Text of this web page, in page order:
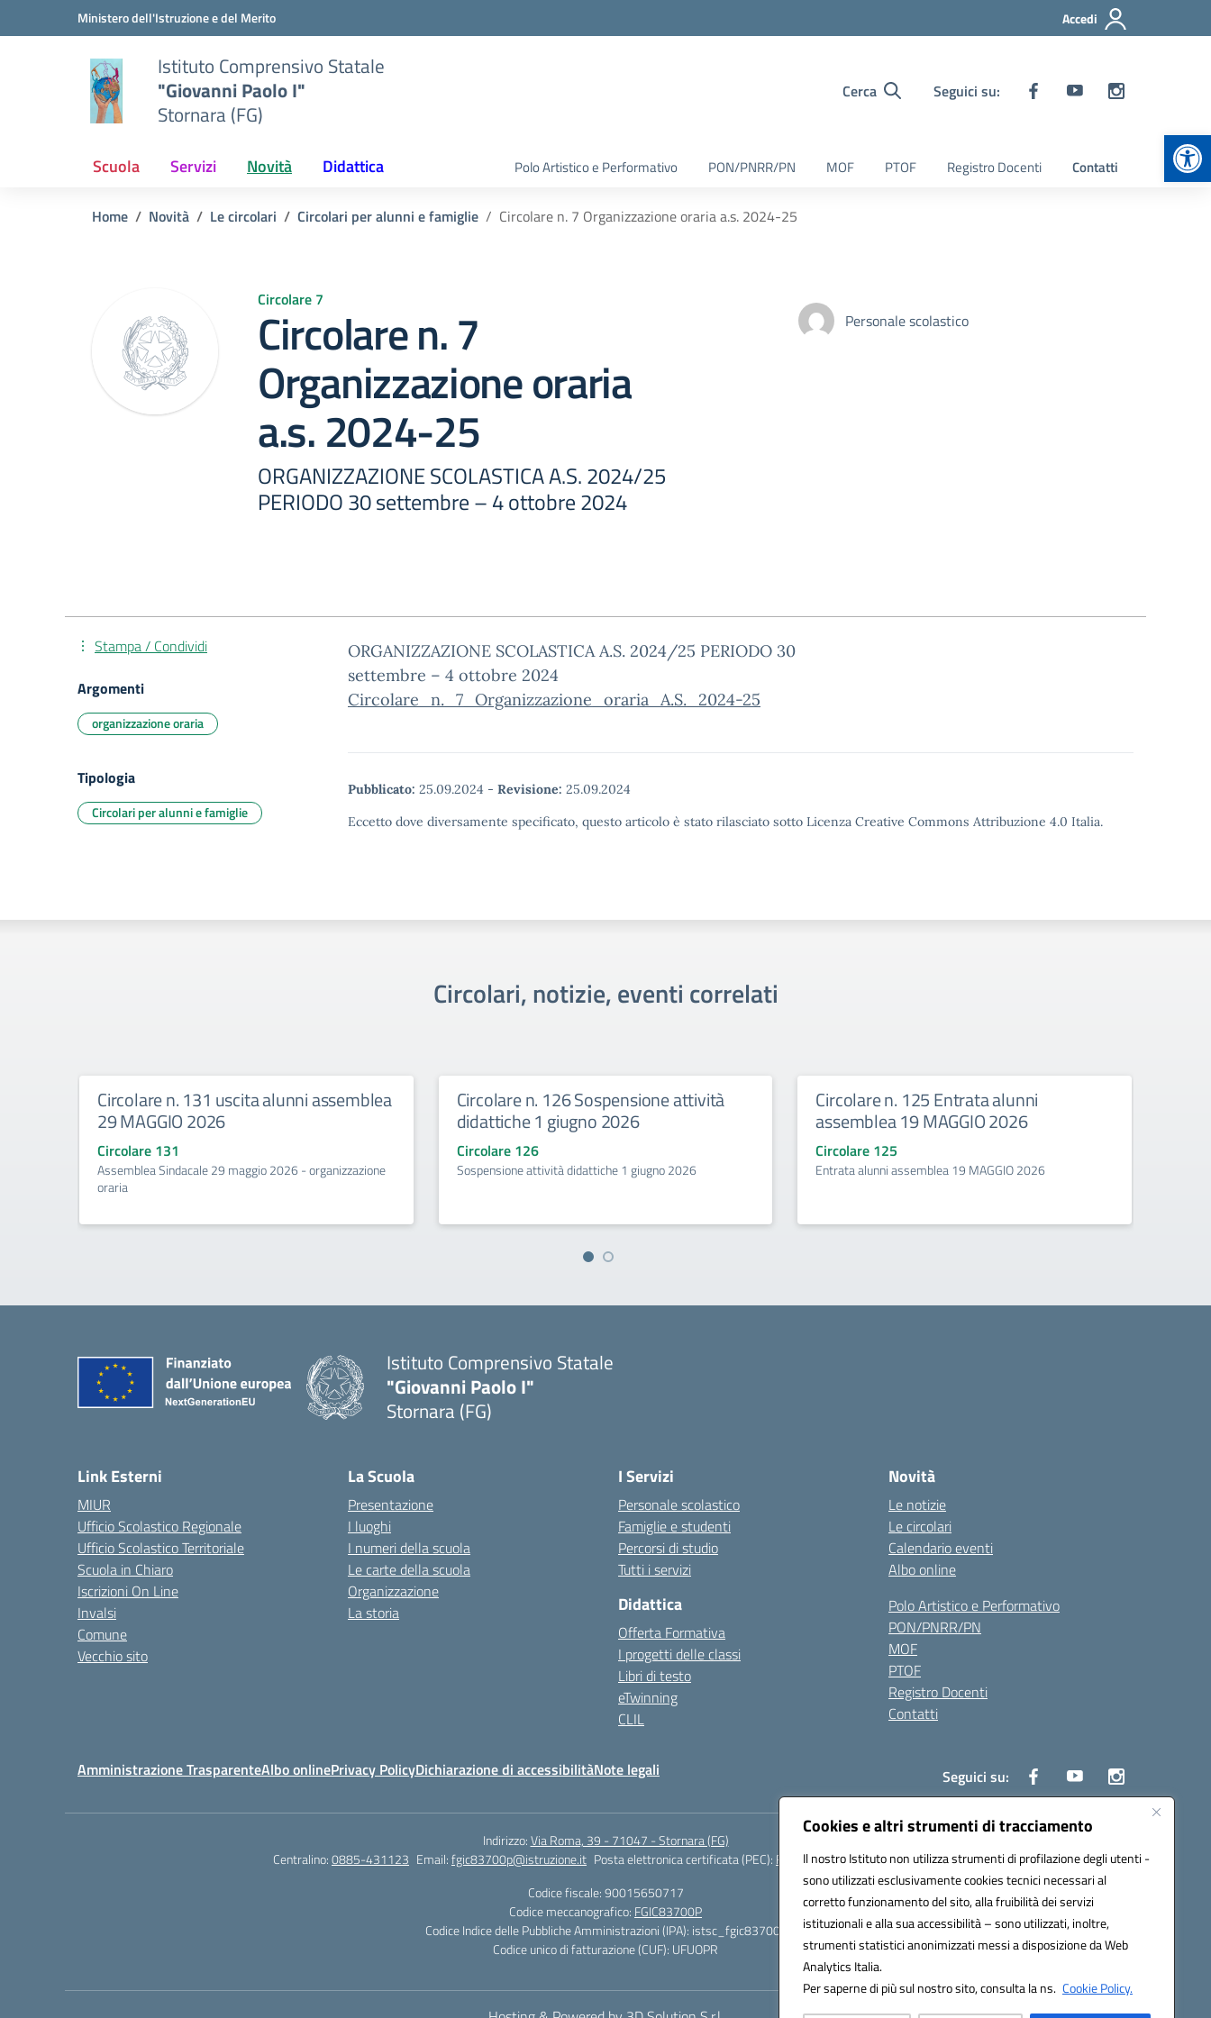
Cookies e altri strumenti di tracciamento
Il nostro Istituto non utilizza strumenti di profilazione degli utenti -
sono utilizzati esclusivamente cookies tecnici necessari al
corretto funzionamento del sito, alla fruibilità dei servizi
istituzionali e alla sua accessibilità – sono utilizzati, inoltre,
strumenti statistici anonimizzati messi a disposizione da Web
Analytics Italia.
Per saperne di più sul nostro sito, consulta la ns. Cookie Policy.
Vai ai contenuti
Vai al menu di navigazioneMinistero dell'Istruzione e del Merito Accedi
Istituto Comprensivo Statale
"Giovanni Paolo I"
Stornara (FG)
Cerca Seguici su:
Scuola Servizi Novità Didattica Polo Artistico e Performativo PON/PNRR/PN MOF PTOF Registro Docenti Contatti
Home Novità Le circolari Circolari per alunni e famiglie Circolare n. 7 Organizzazione oraria a.s. 2024-25
Circolare 7
Circolare n. 7
Organizzazione oraria
a.s. 2024-25
ORGANIZZAZIONE SCOLASTICA A.S. 2024/25
PERIODO 30 settembre – 4 ottobre 2024
Personale scolastico
ORGANIZZAZIONE SCOLASTICA A.S. 2024/25 PERIODO 30
settembre – 4 ottobre 2024
Circolare_n._7_Organizzazione_oraria_A.S._2024-25
Pubblicato: 25.09.2024 - Revisione: 25.09.2024
Eccetto dove diversamente specificato, questo articolo è stato rilasciato sotto Licenza Creative Commons Attribuzione 4.0 Italia.
Stampa / Condividi
Argomenti
organizzazione oraria
Tipologia
Circolari per alunni e famiglie
Circolari, notizie, eventi correlati
Circolare n. 131 uscita alunni assemblea
29 MAGGIO 2026
Circolare 131
Assemblea Sindacale 29 maggio 2026 - organizzazione
oraria
Circolare n. 126 Sospensione attività
didattiche 1 giugno 2026
Circolare 126
Sospensione attività didattiche 1 giugno 2026
Circolare n. 125 Entrata alunni
assemblea 19 MAGGIO 2026
Circolare 125
Entrata alunni assemblea 19 MAGGIO 2026
Istituto Comprensivo Statale
"Giovanni Paolo I"
Stornara (FG)
Link Esterni
MIUR
Ufficio Scolastico Regionale
Ufficio Scolastico Territoriale
Scuola in Chiaro
Iscrizioni On Line
Invalsi
Comune
Vecchio sito
La Scuola
Presentazione
I luoghi
I numeri della scuola
Le carte della scuola
Organizzazione
La storia
I Servizi
Personale scolastico
Famiglie e studenti
Percorsi di studio
Tutti i servizi
Didattica
Offerta Formativa
I progetti delle classi
Libri di testo
eTwinning
CLIL
Novità
Le notizie
Le circolari
Calendario eventi
Albo online
Polo Artistico e Performativo
PON/PNRR/PN
MOF
PTOF
Registro Docenti
Contatti
Amministrazione TrasparenteAlbo onlinePrivacy PolicyDichiarazione di accessibilitàNote legali Seguici su:
Indirizzo:Via Roma, 39 - 71047 - Stornara (FG)
Centralino:0885-431123 Email:fgic83700p@istruzione.it Posta elettronica certificata (PEC): FGIC83700P@pec.istruzione.it
Codice fiscale: 90015650717
Codice meccanografico: FGIC83700P
Codice Indice delle Pubbliche Amministrazioni (IPA): istsc_fgic83700p
Codice unico di fatturazione (CUF): UFUOPR